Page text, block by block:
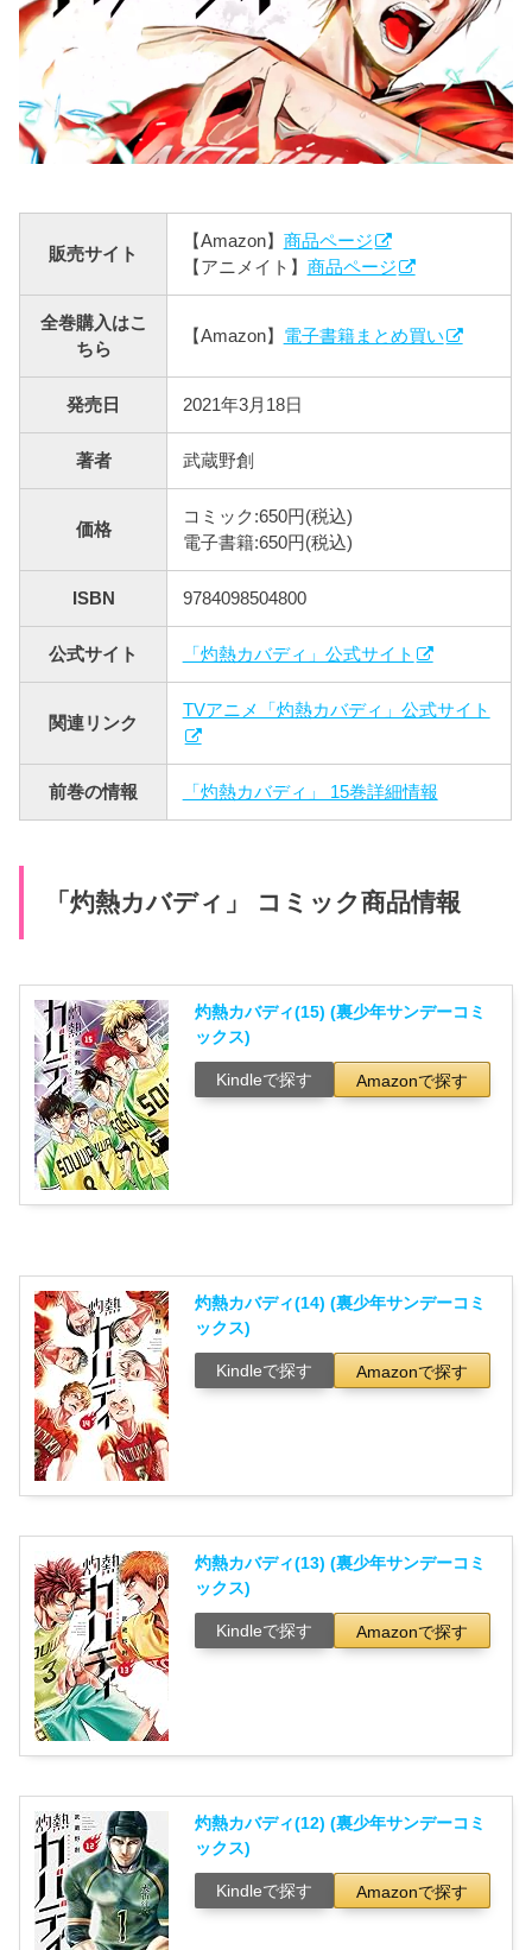
販売サイト
【Amazon】 商品ページ
【アニメイト】 商品ページ
全巻購入はこ
ちら
【Amazon】 電子書籍まとめ買い
発売日 2021年3月18日
著者 武蔵野創
価格
コミック:650円(税込)
電子書籍:650円(税込)
ISBN 9784098504800
公式サイト 「灼熱カバディ」公式サイト
関連リンク
TVアニメ「灼熱カバディ」公式サイト
前巻の情報 「灼熱カバディ」 15巻詳細情報
「灼熱カバディ」 コミック商品情報
灼熱カバディ(15) (裏少年サンデーコミ
ックス)
Kindleで探す Amazonで探す
灼熱カバディ(14) (裏少年サンデーコミ
ックス)
Kindleで探す Amazonで探す
灼熱カバディ(13) (裏少年サンデーコミ
ックス)
Kindleで探す Amazonで探す
灼熱カバディ(12) (裏少年サンデーコミ
ックス)
Kindleで探す Amazonで探す